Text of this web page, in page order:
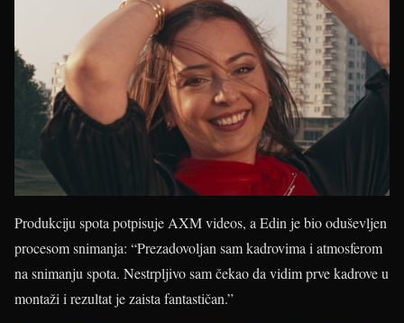
Produkciju spota potpisuje AXM videos, a Edin je bio oduševljen
procesom snimanja: “Prezadovoljan sam kadrovima i atmosferom
na snimanju spota. Nestrpljivo sam čekao da vidim prve kadrove u
montaži i rezultat je zaista fantastičan.”